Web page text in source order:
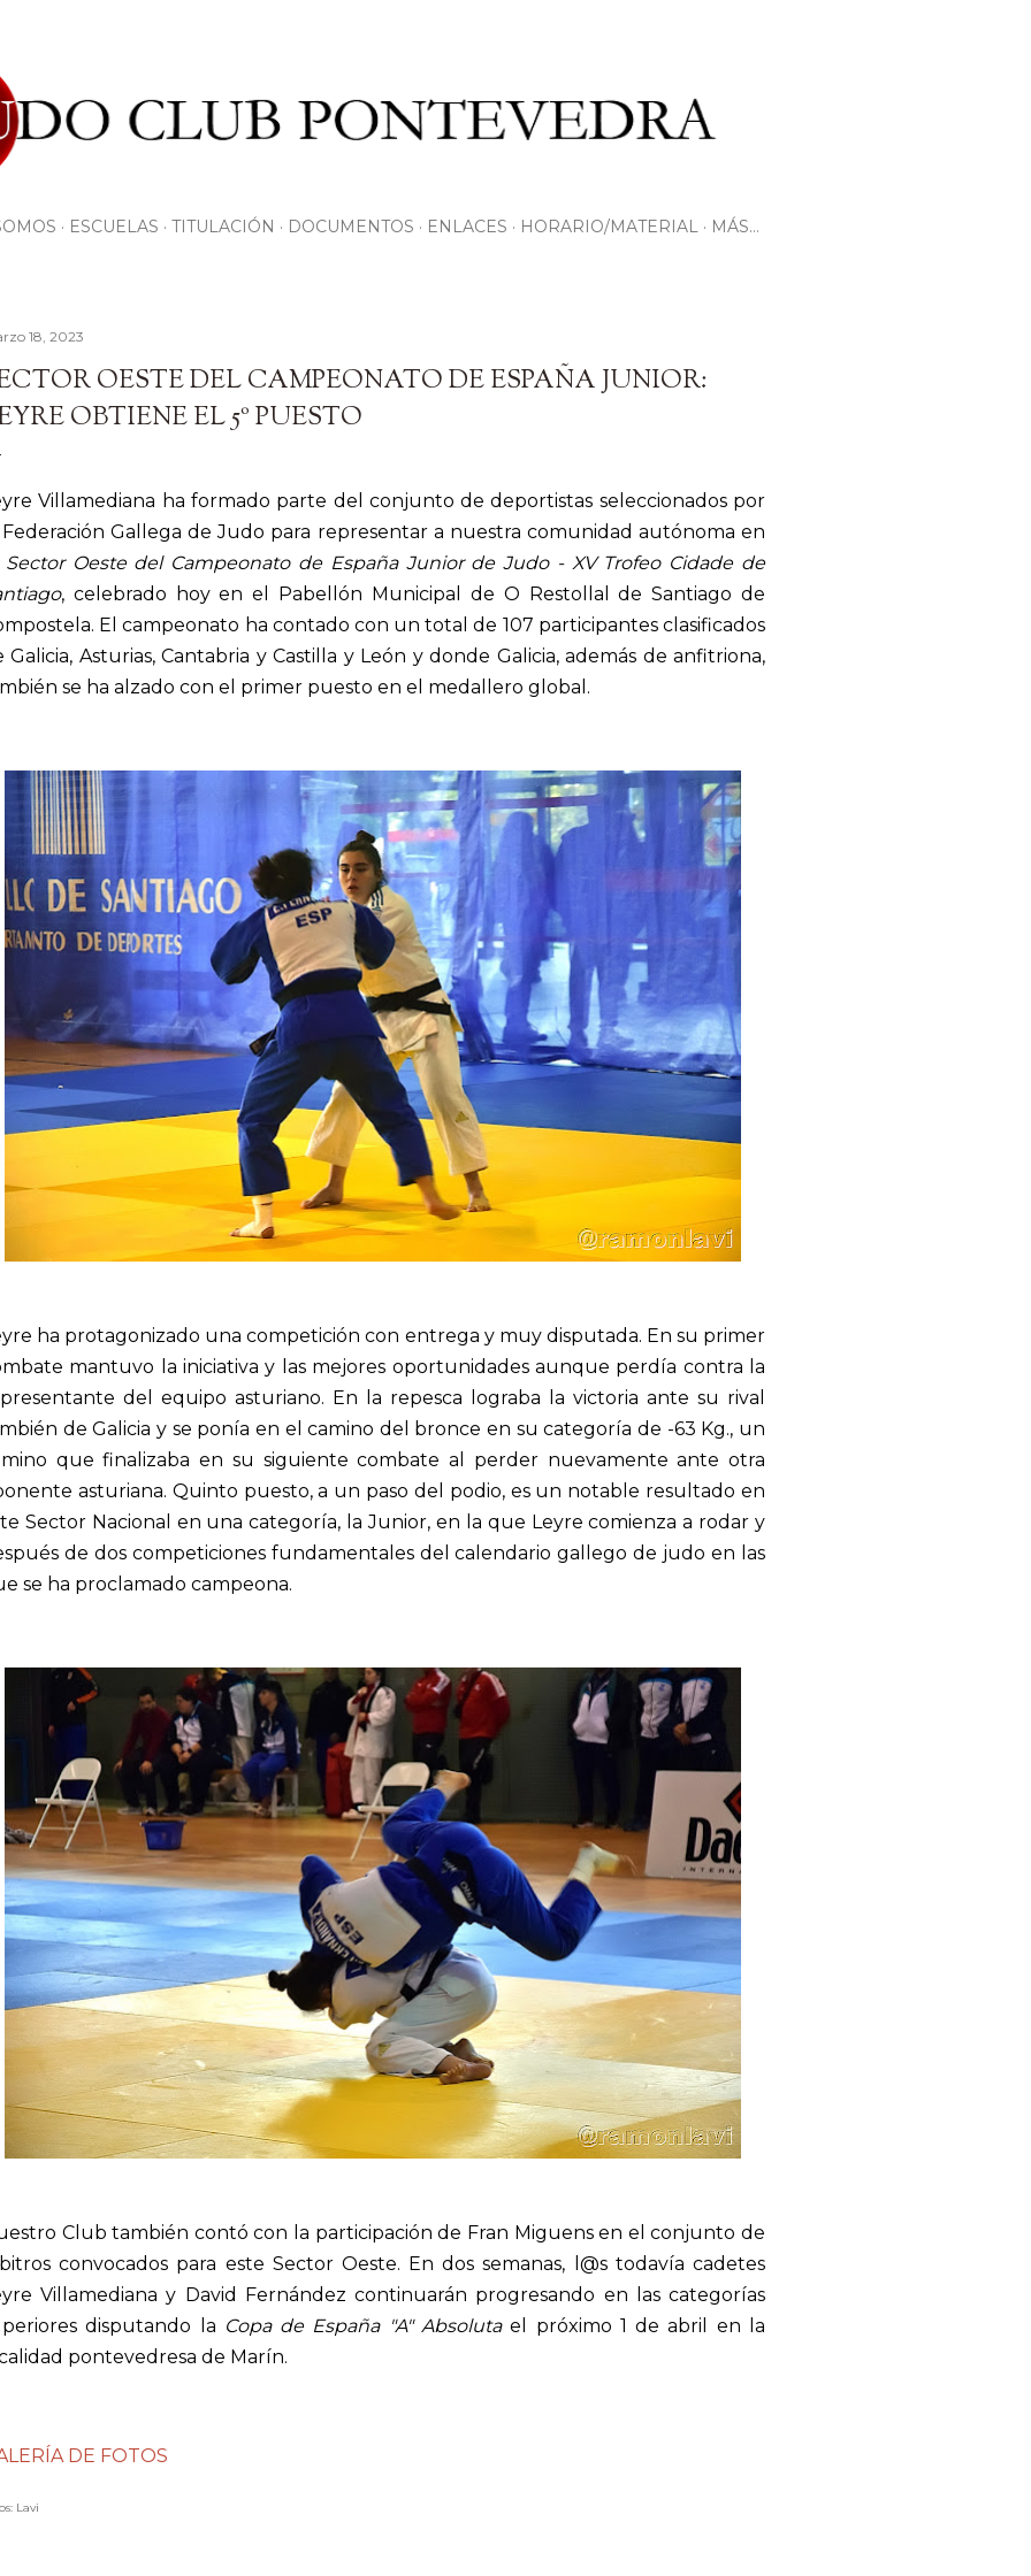
ESCUELAS TITULACIÓN DOCUMENTOS ENLACES HORARIO/MATERIAL MÁS…
18, 2023
OESTE DEL CAMPEONATO DE ESPAÑA JUNIOR:
OBTIENE EL 5º PUESTO
Villamediana ha formado parte del conjunto de deportistas seleccionados por
Gallega de Judo para representar a nuestra comunidad autónoma en
Sector Oeste del Campeonato de España Junior de Judo - XV Trofeo Cidade de
, celebrado hoy en el Pabellón Municipal de O Restollal de Santiago de
El campeonato ha contado con un total de 107 participantes clasificados
Galicia, Asturias, Cantabria y Castilla y León y donde Galicia, además de anfitriona,
se ha alzado con el primer puesto en el medallero global.
ha protagonizado una competición con entrega y muy disputada. En su primer
mantuvo la iniciativa y las mejores oportunidades aunque perdía contra la
del equipo asturiano. En la repesca lograba la victoria ante su rival
de Galicia y se ponía en el camino del bronce en su categoría de -63 Kg., un
que finalizaba en su siguiente combate al perder nuevamente ante otra
asturiana. Quinto puesto, a un paso del podio, es un notable resultado en
Sector Nacional en una categoría, la Junior, en la que Leyre comienza a rodar y
de dos competiciones fundamentales del calendario gallego de judo en las
se ha proclamado campeona.
Club también contó con la participación de Fran Miguens en el conjunto de
convocados para este Sector Oeste. En dos semanas, l@s todavía cadetes
Villamediana y David Fernández continuarán progresando en las categorías
disputando la Copa de España "A" Absolutael próximo 1 de abril en la
pontevedresa de Marín.
DE FOTOS
Lavi